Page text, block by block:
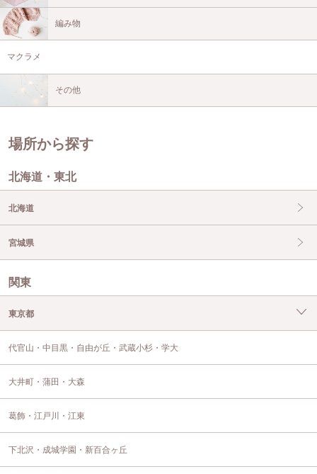
編み物
マクラメ
その他
場所から探す
北海道・東北
北海道
宮城県
関東
東京都
代官山・中目黒・自由が丘・武蔵小杉・学大
大井町・蒲田・大森
葛飾・江戸川・江東
下北沢・成城学園・新百合ヶ丘